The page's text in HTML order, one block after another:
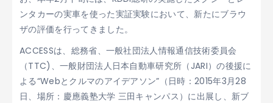
ンタカーの実車を使った実証実験において、新たにブラウ
ザの評価を行ってきました。
ACCESSは、総務省、一般社団法人情報通信技術委員会
（TTC)、一般財団法人日本自動車研究所（JARI）の後援に
よる“Webとクルマのアイデアソン”（日時：2015年3月28
日、場所：慶應義塾大学 三田キャンパス）に出展し、新ブ